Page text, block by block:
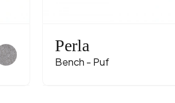
Perla
Bench - Puf